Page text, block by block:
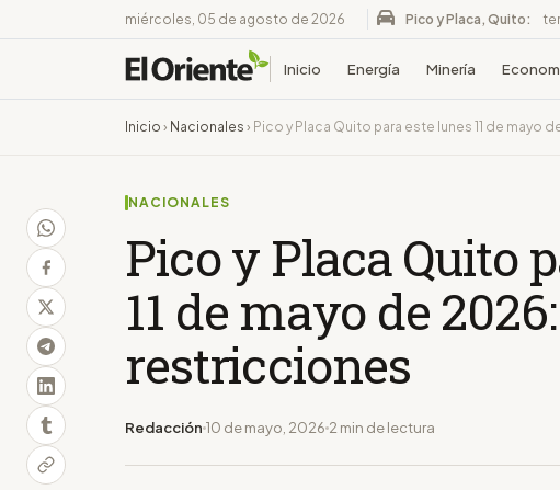
miércoles, 05 de agosto de 2026 Pico y Placa, Quito:
Inicio Energía Minería
Inicio › Nacionales › Pico y Placa Quito para este lunes 11 de mayo
NACIONALES
Pico y Placa Quito
11 de mayo de
restricciones
Redacción 10 de mayo, 2026 2 min de lectura